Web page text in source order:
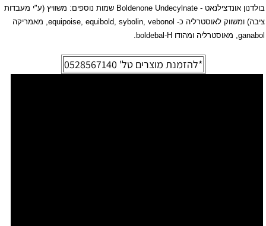
בולדנון אונדצילנאט - Boldenone Undecylnate שמות נוספים: משוויץ (ע"י מעבדות
ציבה) ומשווק לאוסטרליה כ- equipoise, equibold, sybolin, vebonol, מאמריקה
ganabol, מאוסטרליה ומהודו boldebal-H
.
*להזמנת מוצרים טל' 0528567140